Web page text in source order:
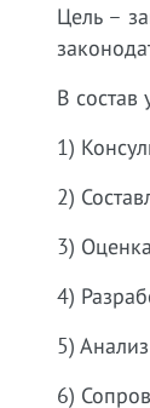
Цель –
В состав
1)
2)
3)
4)
5)
6)